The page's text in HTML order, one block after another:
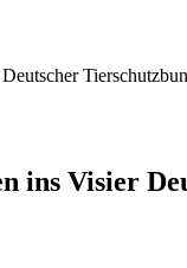
ins Visier